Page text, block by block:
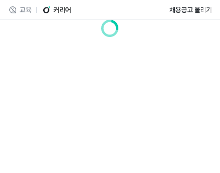
교육 커리어 채용공고 올리기